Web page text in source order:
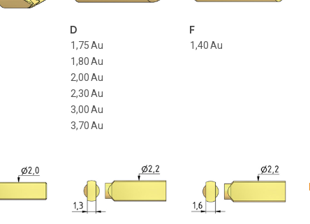
D
1,75 Au
1,80 Au
2,00 Au
2,30 Au
3,00 Au
3,70 Au
F
1,40Au